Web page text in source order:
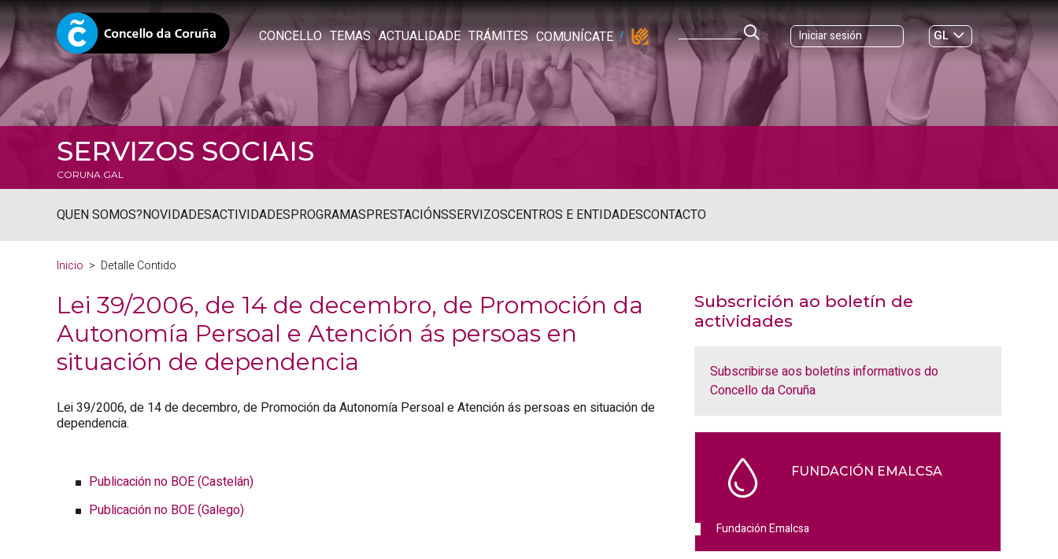
CONCELLO TEMAS ACTUALIDADE TRÁMITES COMUNÍCATE Iniciar sesión
GL
ES|
SERVIZOS SOCIAIS
CORUNA.GAL
QUEN SOMOS?NOVIDADESACTIVIDADESPROGRAMASPRESTACIÓNSSERVIZOSCENTROS E ENTIDADESCONTACTO
Inicio Detalle Contido
Lei 39/2006, de 14 de decembro, de Promoción da
Autonomía Persoal e Atención ás persoas en
situación de dependencia
Lei 39/2006, de 14 de decembro, de Promoción da Autonomía Persoal e Atención ás persoas en situación de
dependencia.
Publicación no BOE (Castelán)
Publicación no BOE (Galego)
Subscrición ao boletín de
actividades
Subscribirse aos boletíns informativos do
Concello da Coruña
FUNDACIÓN EMALCSA
Fundación Emalcsa